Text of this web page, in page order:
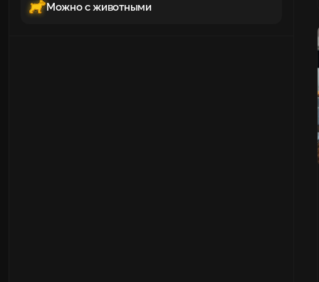
Можно с животными